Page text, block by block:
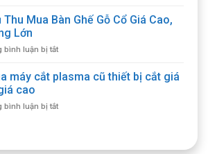
Cao
Cam
Chất
Mua
Cổ
Cao,
Tận
Thu Mua Bàn Ghế Gỗ Cổ Giá Cao,
Lớn
bình luận bị tắtở
Vụ
Bàn
máy cắt plasma cũ thiết bị cắt giá
cao
bình luận bị tắtở